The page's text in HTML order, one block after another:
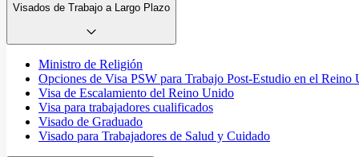
Visados de Trabajo a Largo Plazo
Ministro de Religión
Opciones de Visa PSW para Trabajo Post-Estudio en el Reino
Visa de Escalamiento del Reino Unido
Visa para trabajadores cualificados
Visado de Graduado
Visado para Trabajadores de Salud y Cuidado